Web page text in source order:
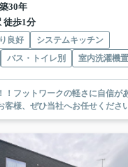
30年
徒歩1分
良好
システムキッチン
バス・トイレ別 室内洗濯機
！フットワークの軽さに自信が
様、ぜひ当社へお任せくださ